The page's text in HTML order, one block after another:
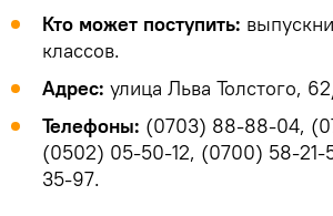
Кто может поступить:
классов.
Адрес: улица Льва Толстого,
Телефоны: (0703) 88-88-04,
(0502) 05-50-12, (0700) 58-
35-97.